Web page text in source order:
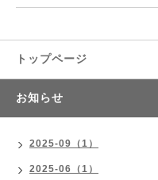
トップページ
お知らせ
2025-09（1）
2025-06（1）